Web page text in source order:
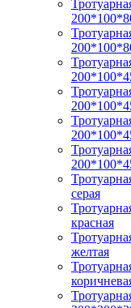
серая
красная
желтая